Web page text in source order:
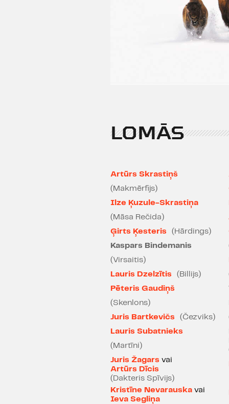
LOMĀS
Artūrs Skrastiņš
(Makmērfijs)
Ilze Ķuzule-Skrastiņa
(Māsa Rečida)
Ģirts Ķesteris
(Hārdings)
Kaspars Bindemanis
(Virsaitis)
Lauris Dzelzītis
(Billijs)
Pēteris Gaudiņš
(Skenlons)
Juris Bartkevičs
(Čezviks)
Lauris Subatnieks
(Martīni)
Juris Žagars vai
Artūrs Dīcis
(Dakteris Spīvijs)
Kristīne Nevarauska vai
Ieva Segliņa